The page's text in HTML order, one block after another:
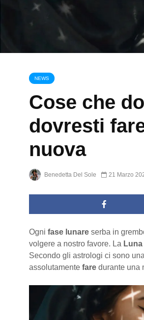
NEWS
Cose che
dovresti
nuova
Benedetta Del Sole 21 Marzo
Ogni fase lunare serba in
volgere a nostro favore. La
Secondo gli astrologi ci sono
assolutamente fare durante una